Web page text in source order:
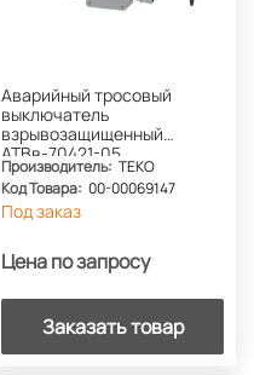
Аварийный тросовый
выключатель
взрывозащищенный
АТВв-70421-05
Производитель: ТЕКО
Код Товара: 00-00069147
Под заказ
Цена по запросу
Заказать товар